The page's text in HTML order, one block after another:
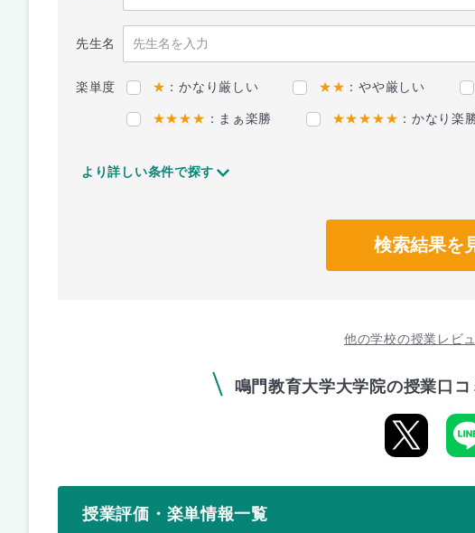
先生名
楽単度 ★ ：かなり厳しい ★★ ：やや厳しい
★★★★ ：まぁ楽勝 ★★★★★ ：かなり楽
より詳しい条件で探す
検索結果を
他の学校の授業レビ
鳴門教育大学大学院の授業口
授業評価・楽単情報一覧